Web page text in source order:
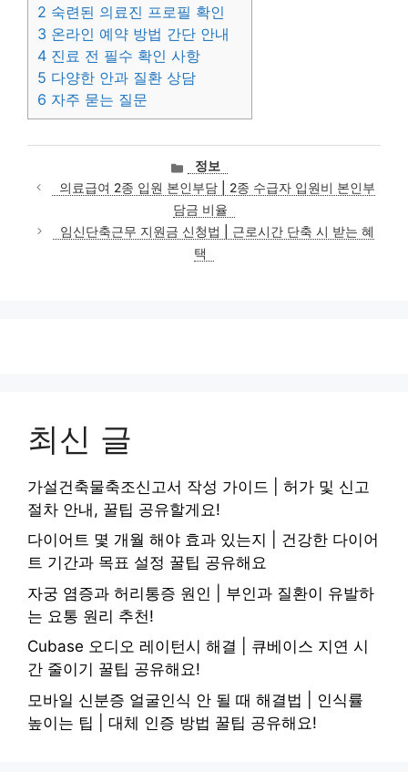
2 숙련된 의료진 프로필 확인
3 온라인 예약 방법 간단 안내
4 진료 전 필수 확인 사항
5 다양한 안과 질환 상담
6 자주 묻는 질문
카
테
고
리
정보
의료급여 2종 입원 본인부담 | 2종 수급자 입원비 본인부
담금 비율
임신단축근무 지원금 신청법 | 근로시간 단축 시 받는 혜
택
최신 글
가설건축물축조신고서 작성 가이드 | 허가 및 신고
절차 안내, 꿀팁 공유할게요!
다이어트 몇 개월 해야 효과 있는지 | 건강한 다이어
트 기간과 목표 설정 꿀팁 공유해요
자궁 염증과 허리통증 원인 | 부인과 질환이 유발하
는 요통 원리 추천!
Cubase 오디오 레이턴시 해결 | 큐베이스 지연 시
간 줄이기 꿀팁 공유해요!
모바일 신분증 얼굴인식 안 될 때 해결법 | 인식률
높이는 팁 | 대체 인증 방법 꿀팁 공유해요!